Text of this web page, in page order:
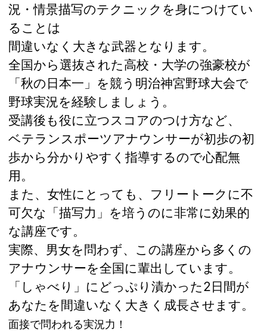
況・情景描写のテクニックを身につけてい
ることは
間違いなく大きな武器となります。
全国から選抜された高校・大学の強豪校が
「秋の日本一」を競う明治神宮野球大会で
野球実況を経験しましょう。
受講後も役に立つスコアのつけ方など、
ベテランスポーツアナウンサーが初歩の初
歩から分かりやすく指導するので心配無
用。
また、女性にとっても、フリートークに不
可欠な「描写力」を培うのに非常に効果的
な講座です。
実際、男女を問わず、この講座から多くの
アナウンサーを全国に輩出しています。
「しゃべり」にどっぷり漬かった2日間が
あなたを間違いなく大きく成長させます。
面接で問われる実況力！